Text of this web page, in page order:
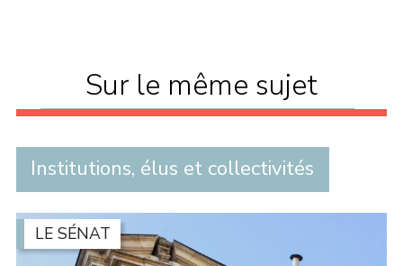
Sur le même sujet
Institutions, élus et collectivités
LE SÉNAT